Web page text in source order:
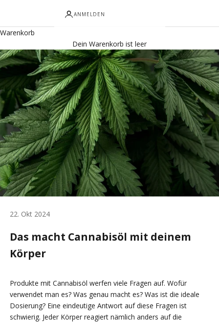
ANMELDEN
Warenkorb
Dein Warenkorb ist leer
22. Okt 2024
Das macht Cannabisöl mit deinem
Körper
Produkte mit Cannabisöl werfen viele Fragen auf. Wofür
verwendet man es? Was genau macht es? Was ist die ideale
Dosierung? Eine eindeutige Antwort auf diese Fragen ist
schwierig. Jeder Körper reagiert nämlich anders auf die